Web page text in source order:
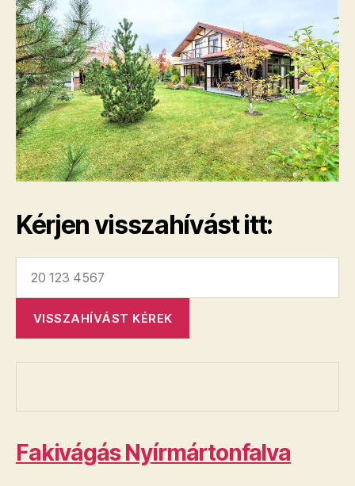
Kérjen visszahívást itt:
Fakivágás Nyírmártonfalva